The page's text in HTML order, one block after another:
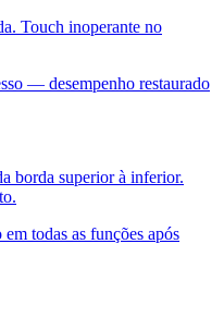
Touch inoperante no
— desempenho restaurado
borda superior à inferior.
todas as funções após